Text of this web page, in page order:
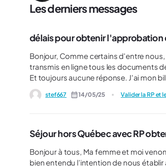
Les derniers messages
délais pour obtenir l'approbation
Bonjour, Comme certains d'entre nous, en faisant ma demande d'AVE, j'ai découvert que j'étais toujours RP. J'ai donc
transmis en ligne tous les documents
Et toujours aucune réponse. J'ai mon
renonciation soit approuvée et mon AVE
stef667 14/05/25 Valider la RP et
Séjour hors Québec avec RP
Bonjour à tous, Ma femme et moi venons tout juste d’obtenir notre résidence permanente via le PEQ. Nous avons
bien entendu l’intention de nous